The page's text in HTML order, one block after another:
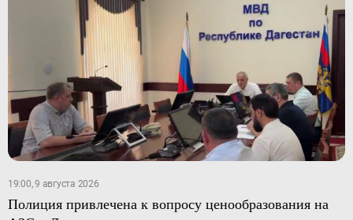
19:00, 9 августа 2026
Полиция привлечена к вопросу ценообразования на